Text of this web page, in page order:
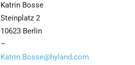
Katrin Bosse
Steinplatz 2
10623 Berlin
–
Katrin.Bosse@hyland.com